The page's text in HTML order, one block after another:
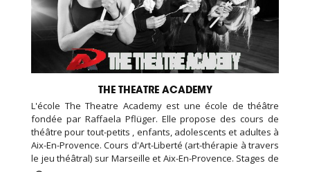
THE THEATRE ACADEMY
L'école The Theatre Academy est une école de théâtre
fondée par Raffaela Pflüger. Elle propose des cours de
théâtre pour tout-petits , enfants, adolescents et adultes à
Aix-En-Provence. Cours d'Art-Liberté (art-thérapie à travers
le jeu théâtral) sur Marseille et Aix-En-Provence. Stages de